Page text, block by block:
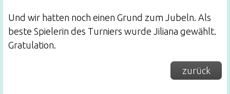
Und wir hatten noch einen Grund zum Jubeln. Als
beste Spielerin des Turniers wurde Jiliana gewählt.
Gratulation.
zurück